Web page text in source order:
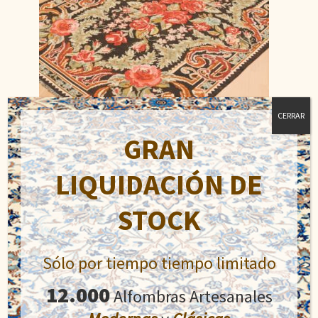
Kilim Garabag
1.600,00€
El
precio
original
era:
1.600,00€.
810,00€El
precio
actual
es:
810,00€.
Añadir al carrito
GRAN
LIQUIDACIÓN DE
STOCK
Sólo por tiempo tiempo limitado
12.000Alfombras Artesanales
CERRAR